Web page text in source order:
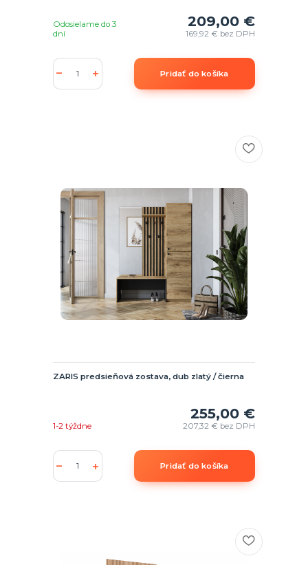
209,00 €
169,92 € bez DPH
Odosielame do 3
dní
Pridať do košíka
ZARIS predsieňová zostava, dub zlatý / čierna
255,00 €
207,32 € bez DPH
1-2 týždne
Pridať do košíka